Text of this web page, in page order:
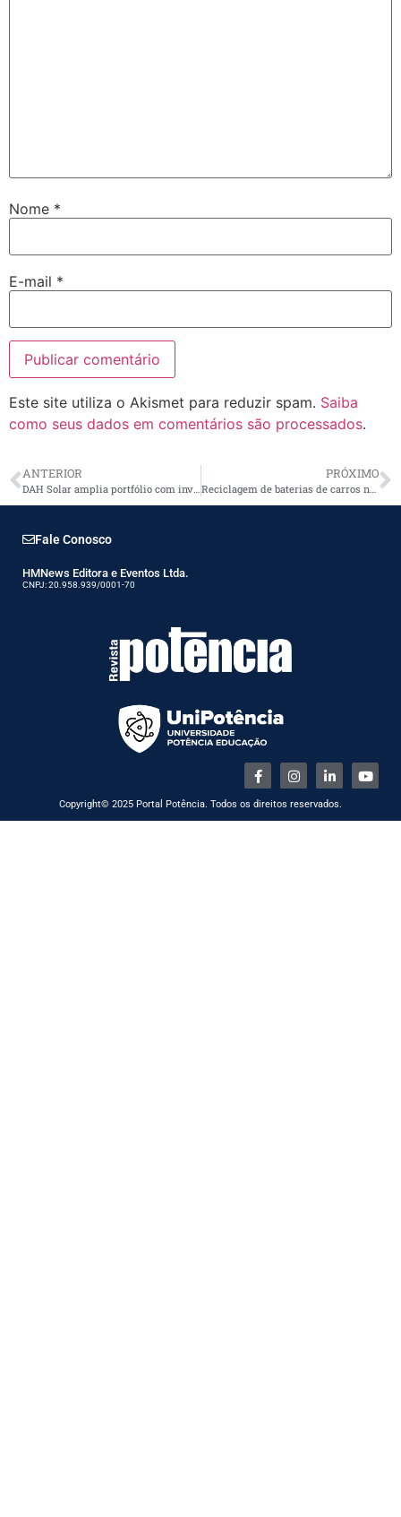
Nome *
E-mail *
Este site utiliza o Akismet para reduzir spam. Saiba
como seus dados em comentários são processados.
ANTERIOR
DAH Solar amplia portfólio com inversores híbridos de 4 ms e aposta no armazenamento de energia no Brasil
PRÓXIMO
Reciclagem de baterias de carros no IPT acelera economia circular
Fale Conosco
HMNews Editora e Eventos Ltda.
CNPJ: 20.958.939/0001-70
Copyright© 2025 Portal Potência. Todos os direitos reservados.